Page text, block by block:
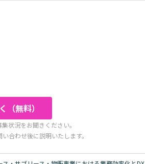
（無料）
状況をお聞きください。
合わせ後に説明いたします。